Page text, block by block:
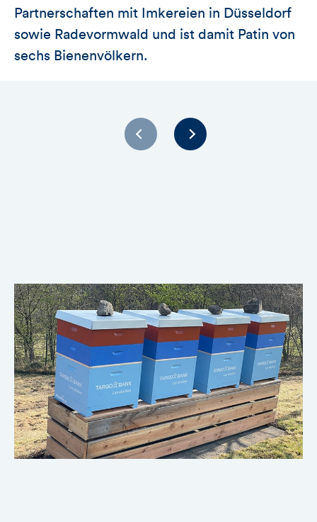
Partnerschaften mit Imkereien in Düsseldorf
sowie Radevormwald und ist damit Patin von
sechs Bienenvölkern.